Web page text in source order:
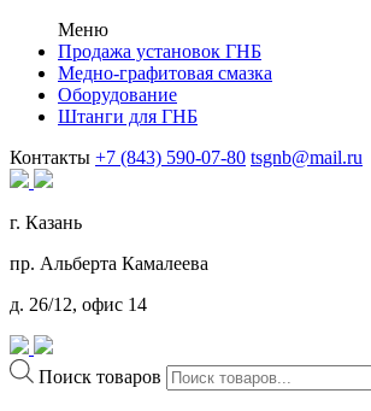
Меню
Продажа установок ГНБ
Медно-графитовая смазка
Оборудование
Штанги для ГНБ
Контакты +7 (843) 590-07-80 tsgnb@mail.ru
г. Казань
пр. Альберта Камалеева
д. 26/12, офис 14
Поиск товаров